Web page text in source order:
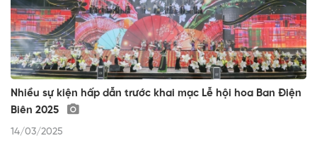
Nhiều sự kiện hấp dẫn trước khai mạc Lễ hội hoa Ban Điện
Biên 2025
14/03/2025